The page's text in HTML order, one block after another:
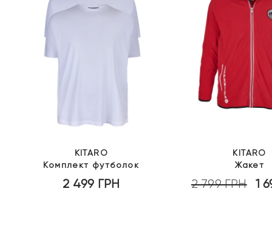
KITARO
Комплект футболок
2 499 ГРН
KITARO
Жакет
2 799ГРН 1